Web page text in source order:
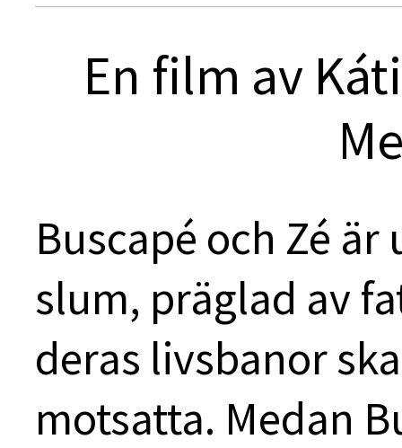
En film av
Buscapé och Zé
slum, präglad av
deras livsbanor
motsatta. Medan